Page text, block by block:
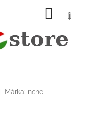
KOSÁR
Márka: none